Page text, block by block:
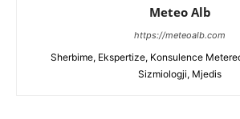
Meteo Alb
https://meteoalb.com
Sherbime, Ekspertize, Konsulence
Sizmiologji, Mjedis